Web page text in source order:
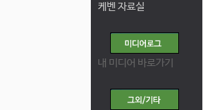
케벤 자료실
내 미디어 바로가기